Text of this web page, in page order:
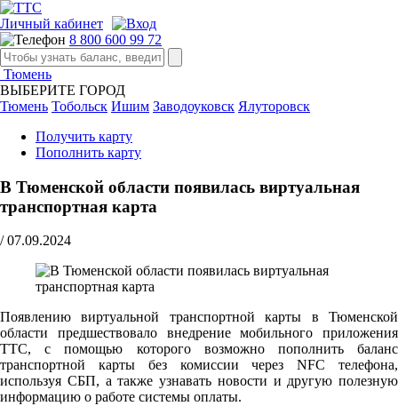
Личный кабинет
8 800 600 99 72
Тюмень
ВЫБЕРИТЕ ГОРОД
Тюмень Тобольск Ишим Заводоуковск Ялуторовск
Получить карту
Пополнить карту
В Тюменской области появилась виртуальная
транспортная карта
/ 07.09.2024
Появлению виртуальной транспортной карты в Тюменской
области предшествовало внедрение мобильного приложения
ТТС, с помощью которого возможно пополнить баланс
транспортной карты без комиссии через NFC телефона,
используя СБП, а также узнавать новости и другую полезную
информацию о работе системы оплаты.